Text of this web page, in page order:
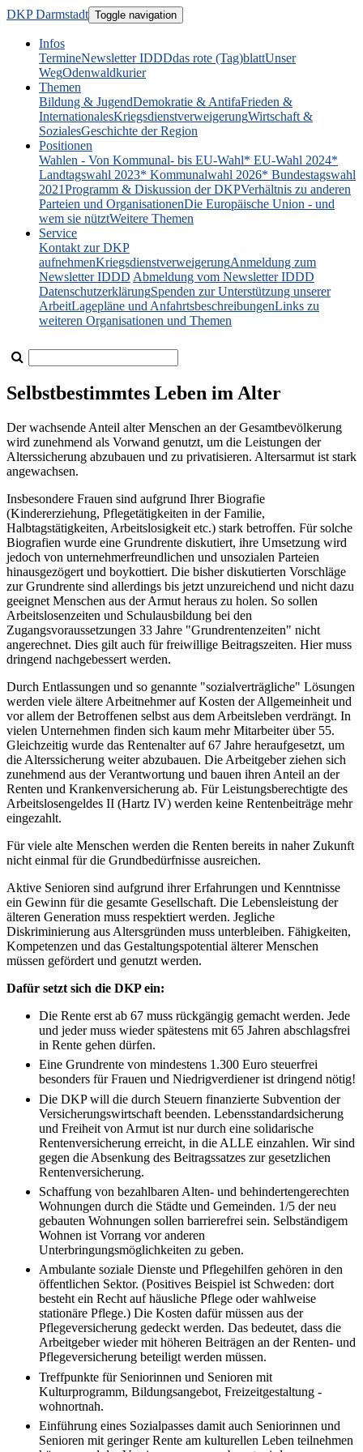
DKP Darmstadt Toggle navigation
Infos
TermineNewsletter IDDDdas rote (Tag)blattUnser
WegOdenwaldkurier
Themen
Bildung & JugendDemokratie & AntifaFrieden &
InternationalesKriegsdienstverweigerungWirtschaft &
SozialesGeschichte der Region
Positionen
Wahlen - Von Kommunal- bis EU-Wahl* EU-Wahl 2024*
Landtagswahl 2023* Kommunalwahl 2026* Bundestagswahl
2021Programm & Diskussion der DKPVerhältnis zu anderen
Parteien und OrganisationenDie Europäische Union - und
wem sie nütztWeitere Themen
Service
Kontakt zur DKP
aufnehmenKriegsdienstverweigerungAnmeldung zum
Newsletter IDDD Abmeldung vom Newsletter IDDD
DatenschutzerklärungSpenden zur Unterstützung unserer
ArbeitLagepläne und AnfahrtsbeschreibungenLinks zu
weiteren Organisationen und Themen
Selbstbestimmtes Leben im Alter
Der wachsende Anteil alter Menschen an der Gesamtbevölkerung
wird zunehmend als Vorwand genutzt, um die Leistungen der
Alterssicherung abzubauen und zu privatisieren. Altersarmut ist stark
angewachsen.
Insbesondere Frauen sind aufgrund Ihrer Biografie
(Kindererziehung, Pflegetätigkeiten in der Familie,
Halbtagstätigkeiten, Arbeitslosigkeit etc.) stark betroffen. Für solche
Biografien wurde eine Grundrente diskutiert, ihre Umsetzung wird
jedoch von unternehmerfreundlichen und unsozialen Parteien
hinausgezögert und boykottiert. Die bisher diskutierten Vorschläge
zur Grundrente sind allerdings bis jetzt unzureichend und nicht dazu
geeignet Menschen aus der Armut heraus zu holen. So sollen
Arbeitslosenzeiten und Schulausbildung bei den
Zugangsvoraussetzungen 33 Jahre "Grundrentenzeiten" nicht
angerechnet. Dies gilt auch für freiwillige Beitragszeiten. Hier muss
dringend nachgebessert werden.
Durch Entlassungen und so genannte "sozialverträgliche" Lösungen
werden viele ältere Arbeitnehmer auf Kosten der Allgemeinheit und
vor allem der Betroffenen selbst aus dem Arbeitsleben verdrängt. In
vielen Unternehmen finden sich kaum mehr Mitarbeiter über 55.
Gleichzeitig wurde das Rentenalter auf 67 Jahre heraufgesetzt, um
die Alterssicherung weiter abzubauen. Die Arbeitgeber ziehen sich
zunehmend aus der Verantwortung und bauen ihren Anteil an der
Renten und Krankenversicherung ab. Für Leistungsberechtigte des
Arbeitslosengeldes II (Hartz IV) werden keine Rentenbeiträge mehr
eingezahlt.
Für viele alte Menschen werden die Renten bereits in naher Zukunft
nicht einmal für die Grundbedürfnisse ausreichen.
Aktive Senioren sind aufgrund ihrer Erfahrungen und Kenntnisse
ein Gewinn für die gesamte Gesellschaft. Die Lebensleistung der
älteren Generation muss respektiert werden. Jegliche
Diskriminierung aus Altersgründen muss unterbleiben. Fähigkeiten,
Kompetenzen und das Gestaltungspotential älterer Menschen
müssen gefördert und genutzt werden.
Dafür setzt sich die DKP ein:
Die Rente erst ab 67 muss rückgängig gemacht werden. Jede
und jeder muss wieder spätestens mit 65 Jahren abschlagsfrei
in Rente gehen dürfen.
Eine Grundrente von mindestens 1.300 Euro steuerfrei
besonders für Frauen und Niedrigverdiener ist dringend nötig!
Die DKP will die durch Steuern finanzierte Subvention der
Versicherungswirtschaft beenden. Lebensstandardsicherung
und Freiheit von Armut ist nur durch eine solidarische
Rentenversicherung erreicht, in die ALLE einzahlen. Wir sind
gegen die Absenkung des Beitragssatzes zur gesetzlichen
Rentenversicherung.
Schaffung von bezahlbaren Alten- und behindertengerechten
Wohnungen durch die Städte und Gemeinden. 1/5 der neu
gebauten Wohnungen sollen barrierefrei sein. Selbständigem
Wohnen ist Vorrang vor anderen
Unterbringungsmöglichkeiten zu geben.
Ambulante soziale Dienste und Pflegehilfen gehören in den
öffentlichen Sektor. (Positives Beispiel ist Schweden: dort
besteht ein Recht auf häusliche Pflege oder wahlweise
stationäre Pflege.) Die Kosten dafür müssen aus der
Pflegeversicherung gedeckt werden. Das bedeutet, dass die
Arbeitgeber wieder mit höheren Beiträgen an der Renten- und
Pflegeversicherung beteiligt werden müssen.
Treffpunkte für Seniorinnen und Senioren mit
Kulturprogramm, Bildungsangebot, Freizeitgestaltung -
wohnortnah.
Einführung eines Sozialpasses damit auch Seniorinnen und
Senioren mit geringer Rente am kulturellen Leben teilnehmen